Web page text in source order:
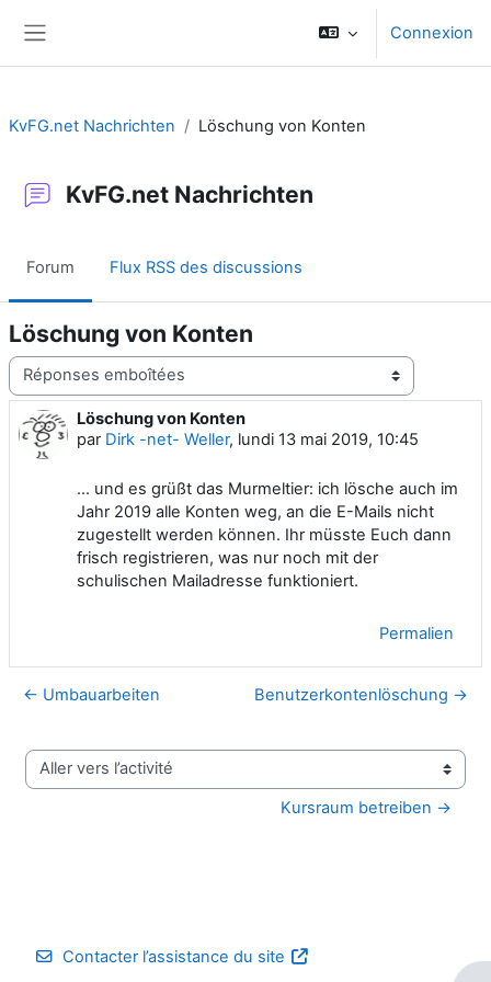
Connexion
KvFG.net Nachrichten Löschung von Konten
KvFG.net Nachrichten
Forum Flux RSS des discussions
Löschung von Konten
Type d’affichage
Löschung von Konten
par Dirk -net- Weller, lundi 13 mai 2019, 10:45
Nombre de réponses : 0
... und es grüßt das Murmeltier: ich lösche auch im
Jahr 2019 alle Konten weg, an die E-Mails nicht
zugestellt werden können. Ihr müsste Euch dann
frisch registrieren, was nur noch mit der
schulischen Mailadresse funktioniert.
Permalien
← Umbauarbeiten Benutzerkontenlöschung →
Aller vers l’activité
Kursraum betreiben →
Contacter l’assistance du site